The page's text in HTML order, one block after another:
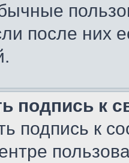
после них
подпись к
подпись к